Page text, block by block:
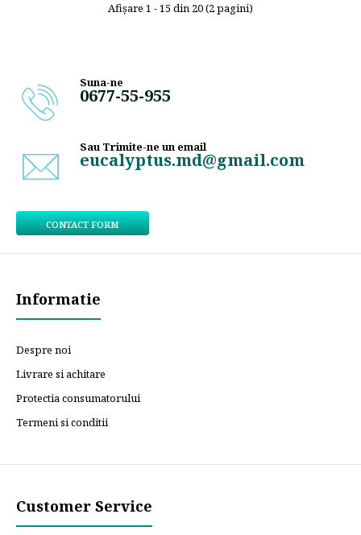
Afişare 1 - 15 din 20 (2 pagini)
Suna-ne
0677-55-955
Sau Trimite-ne un email
eucalyptus.md@gmail.com
CONTACT FORM
Informatie
Despre noi
Livrare si achitare
Protectia consumatorului
Termeni si conditii
Customer Service